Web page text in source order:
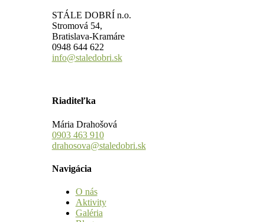
STÁLE DOBRÍ n.o.
Stromová 54,
Bratislava-Kramáre
0948 644 622
info@staledobri.sk
Riaditeľka
Mária Drahošová
0903 463 910
drahosova@staledobri.sk
Navigácia
O nás
Aktivity
Galéria